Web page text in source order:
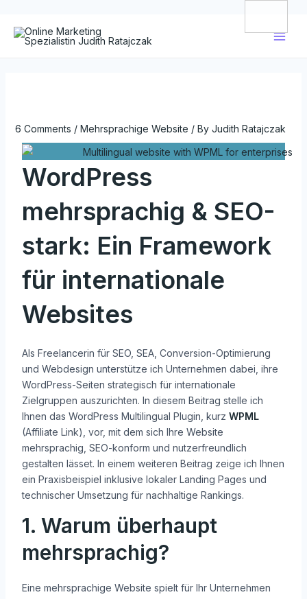
6 Comments / Mehrsprachige Website / By Judith Ratajczak
WordPress
mehrsprachig & SEO-
stark: Ein Framework
für internationale
Websites
Als Freelancerin für SEO, SEA, Conversion-Optimierung
und Webdesign unterstütze ich Unternehmen dabei, ihre
WordPress-Seiten strategisch für internationale
Zielgruppen auszurichten. In diesem Beitrag stelle ich
Ihnen das WordPress Multilingual Plugin, kurz WPML
(Affiliate Link), vor, mit dem sich Ihre Website
mehrsprachig, SEO-konform und nutzerfreundlich
gestalten lässet. In einem weiteren Beitrag zeige ich Ihnen
ein Praxisbeispiel inklusive lokaler Landing Pages und
technischer Umsetzung für nachhaltige Rankings.
1. Warum überhaupt
mehrsprachig?
Eine mehrsprachige Website spielt für Ihr Unternehmen